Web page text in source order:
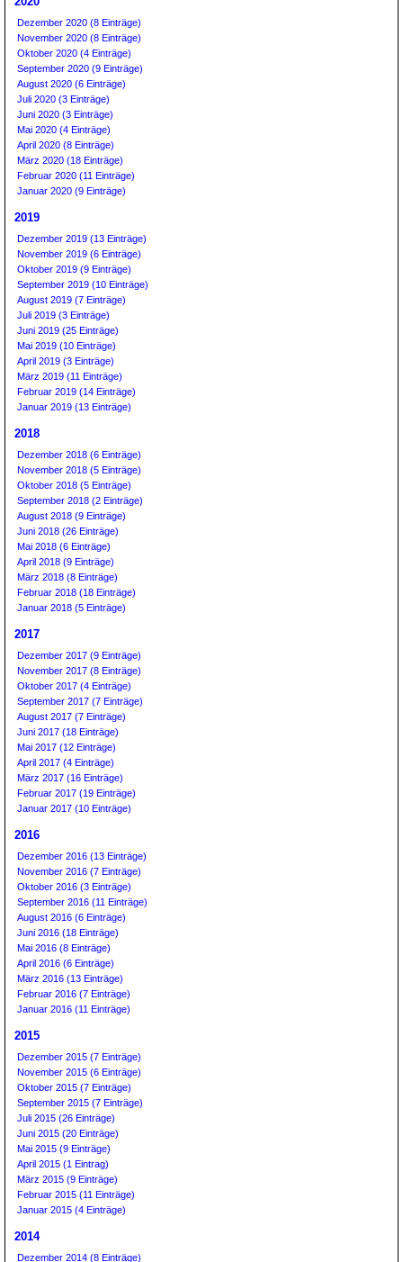
Dezember 2020 (8 Einträge)
November 2020 (8 Einträge)
Oktober 2020 (4 Einträge)
September 2020 (9 Einträge)
August 2020 (6 Einträge)
Juli 2020 (3 Einträge)
Juni 2020 (3 Einträge)
Mai 2020 (4 Einträge)
April 2020 (8 Einträge)
März 2020 (18 Einträge)
Februar 2020 (11 Einträge)
Januar 2020 (9 Einträge)
2019
Dezember 2019 (13 Einträge)
November 2019 (6 Einträge)
Oktober 2019 (9 Einträge)
September 2019 (10 Einträge)
August 2019 (7 Einträge)
Juli 2019 (3 Einträge)
Juni 2019 (25 Einträge)
Mai 2019 (10 Einträge)
April 2019 (3 Einträge)
März 2019 (11 Einträge)
Februar 2019 (14 Einträge)
Januar 2019 (13 Einträge)
2018
Dezember 2018 (6 Einträge)
November 2018 (5 Einträge)
Oktober 2018 (5 Einträge)
September 2018 (2 Einträge)
August 2018 (9 Einträge)
Juni 2018 (26 Einträge)
Mai 2018 (6 Einträge)
April 2018 (9 Einträge)
März 2018 (8 Einträge)
Februar 2018 (18 Einträge)
Januar 2018 (5 Einträge)
2017
Dezember 2017 (9 Einträge)
November 2017 (8 Einträge)
Oktober 2017 (4 Einträge)
September 2017 (7 Einträge)
August 2017 (7 Einträge)
Juni 2017 (18 Einträge)
Mai 2017 (12 Einträge)
April 2017 (4 Einträge)
März 2017 (16 Einträge)
Februar 2017 (19 Einträge)
Januar 2017 (10 Einträge)
2016
Dezember 2016 (13 Einträge)
November 2016 (7 Einträge)
Oktober 2016 (3 Einträge)
September 2016 (11 Einträge)
August 2016 (6 Einträge)
Juni 2016 (18 Einträge)
Mai 2016 (8 Einträge)
April 2016 (6 Einträge)
März 2016 (13 Einträge)
Februar 2016 (7 Einträge)
Januar 2016 (11 Einträge)
2015
Dezember 2015 (7 Einträge)
November 2015 (6 Einträge)
Oktober 2015 (7 Einträge)
September 2015 (7 Einträge)
Juli 2015 (26 Einträge)
Juni 2015 (20 Einträge)
Mai 2015 (9 Einträge)
April 2015 (1 Eintrag)
März 2015 (9 Einträge)
Februar 2015 (11 Einträge)
Januar 2015 (4 Einträge)
2014
Dezember 2014 (8 Einträge)